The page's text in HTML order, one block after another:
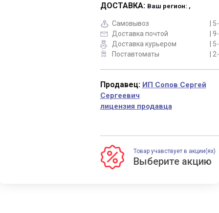
ДОСТАВКА: Ваш регион: ,
Самовывоз
|
Доставка почтой
|
Доставка курьером
|
Поставтоматы
|
Продавец: ИП Сопов Сергей
Сергеевич
лицензия продавца
Товар учавствует в акции(ях)